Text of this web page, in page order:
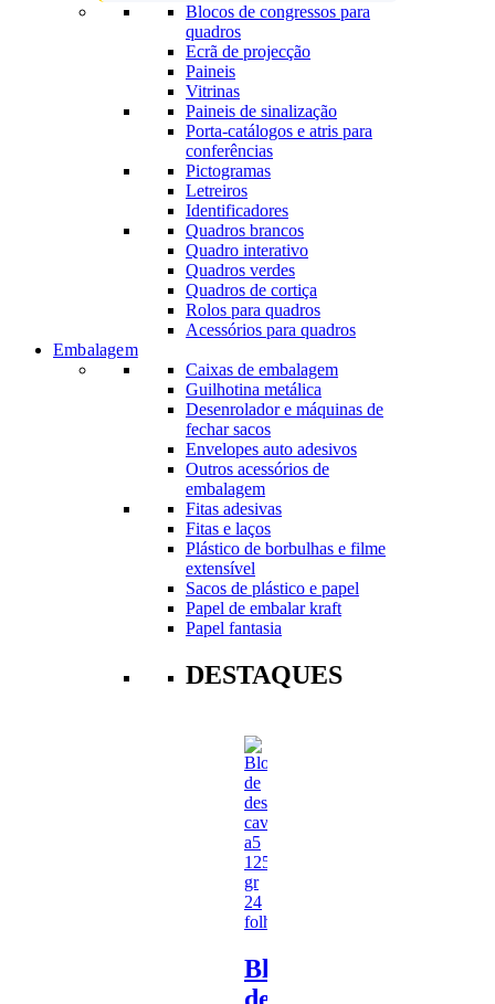
Blocos de congressos para
quadros
Ecrã de projecção
Paineis
Vitrinas
Paineis de sinalização
Porta-catálogos e atris para
conferências
Pictogramas
Letreiros
Identificadores
Quadros brancos
Quadro interativo
Quadros verdes
Quadros de cortiça
Rolos para quadros
Acessórios para quadros
Embalagem
Caixas de embalagem
Guilhotina metálica
Desenrolador e máquinas de
fechar sacos
Envelopes auto adesivos
Outros acessórios de
embalagem
Fitas adesivas
Fitas e laços
Plástico de borbulhas e filme
extensível
Sacos de plástico e papel
Papel de embalar kraft
Papel fantasia
DESTAQUES
Bloco
de